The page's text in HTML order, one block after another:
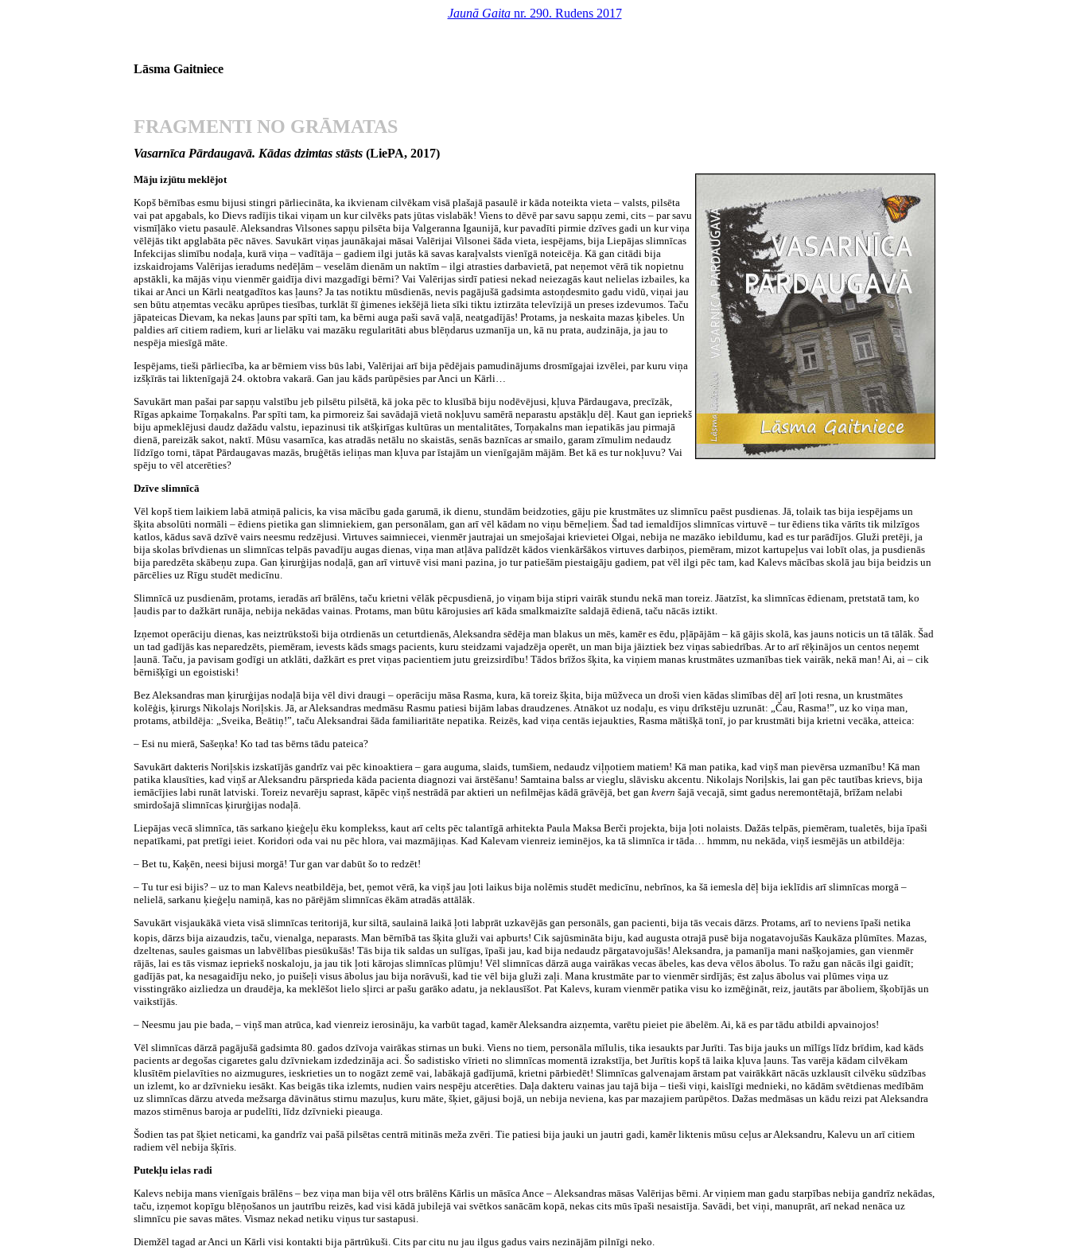
Jaunā Gaitanr. 290. Rudens 2017
Lāsma Gaitniece
FRAGMENTI NO GRĀMATAS
Vasarnīca Pārdaugavā. Kādas dzimtas stāsts (LiePA, 2017)
Māju izjūtu meklējot
Kopš bērnības esmu bijusi stingri pārliecināta, ka ikvienam cilvēkam visā plašajā pasaulē ir kāda noteikta vieta – valsts, pilsēta
vai pat apgabals, ko Dievs radījis tikai viņam un kur cilvēks pats jūtas vislabāk! Viens to dēvē par savu sapņu zemi, cits – par savu
vismīļāko vietu pasaulē. Aleksandras Vilsones sapņu pilsēta bija Valgeranna Igaunijā, kur pavadīti pirmie dzīves gadi un kur viņa
vēlējās tikt apglabāta pēc nāves. Savukārt viņas jaunākajai māsai Valērijai Vilsonei šāda vieta, iespējams, bija Liepājas slimnīcas
Infekcijas slimību nodaļa, kurā viņa – vadītāja – gadiem ilgi jutās kā savas karaļvalsts vienīgā noteicēja. Kā gan citādi bija
izskaidrojams Valērijas ieradums nedēļām – veselām dienām un naktīm – ilgi atrasties darbavietā, pat neņemot vērā tik nopietnu
apstākli, ka mājās viņu vienmēr gaidīja divi mazgadīgi bērni? Vai Valērijas sirdī patiesi nekad neiezagās kaut nelielas izbailes, ka
tikai ar Anci un Kārli neatgadītos kas ļauns? Ja tas notiktu mūsdienās, nevis pagājušā gadsimta astoņdesmito gadu vidū, viņai jau
sen būtu atņemtas vecāku aprūpes tiesības, turklāt šī ģimenes iekšējā lieta sīki tiktu iztirzāta televīzijā un preses izdevumos. Taču
jāpateicas Dievam, ka nekas ļauns par spīti tam, ka bērni auga paši savā vaļā, neatgadījās! Protams, ja neskaita mazas ķibeles. Un
paldies arī citiem radiem, kuri ar lielāku vai mazāku regularitāti abus blēņdarus uzmanīja un, kā nu prata, audzināja, ja jau to
nespēja miesīgā māte.
Iespējams, tieši pārliecība, ka ar bērniem viss būs labi, Valērijai arī bija pēdējais pamudinājums drosmīgajai izvēlei, par kuru viņa
izšķīrās tai liktenīgajā 24. oktobra vakarā. Gan jau kāds parūpēsies par Anci un Kārli…
Savukārt man pašai par sapņu valstību jeb pilsētu pilsētā, kā joka pēc to klusībā biju nodēvējusi, kļuva Pārdaugava, precīzāk,
Rīgas apkaime Torņakalns. Par spīti tam, ka pirmoreiz šai savādajā vietā nokļuvu samērā neparastu apstākļu dēļ. Kaut gan iepriekš
biju apmeklējusi daudz dažādu valstu, iepazinusi tik atšķirīgas kultūras un mentalitātes, Torņakalns man iepatikās jau pirmajā
dienā, pareizāk sakot, naktī. Mūsu vasarnīca, kas atradās netālu no skaistās, senās baznīcas ar smailo, garam zīmulim nedaudz
līdzīgo torni, tāpat Pārdaugavas mazās, bruģētās ieliņas man kļuva par īstajām un vienīgajām mājām. Bet kā es tur nokļuvu? Vai
spēju to vēl atcerēties?
Dzīve slimnīcā
Vēl kopš tiem laikiem labā atmiņā palicis, ka visa mācību gada garumā, ik dienu, stundām beidzoties, gāju pie krustmātes uz slimnīcu paēst pusdienas. Jā, tolaik tas bija iespējams un
šķita absolūti normāli – ēdiens pietika gan slimniekiem, gan personālam, gan arī vēl kādam no viņu bērneļiem. Šad tad iemaldījos slimnīcas virtuvē – tur ēdiens tika vārīts tik milzīgos
katlos, kādus savā dzīvē vairs neesmu redzējusi. Virtuves saimniecei, vienmēr jautrajai un smejošajai krievietei Olgai, nebija ne mazāko iebildumu, kad es tur parādījos. Gluži pretēji, ja
bija skolas brīvdienas un slimnīcas telpās pavadīju augas dienas, viņa man atļāva palīdzēt kādos vienkāršākos virtuves darbiņos, piemēram, mizot kartupeļus vai lobīt olas, ja pusdienās
bija paredzēta skābeņu zupa. Gan ķirurģijas nodaļā, gan arī virtuvē visi mani pazina, jo tur patiešām piestaigāju gadiem, pat vēl ilgi pēc tam, kad Kalevs mācības skolā jau bija beidzis un
pārcēlies uz Rīgu studēt medicīnu.
Slimnīcā uz pusdienām, protams, ieradās arī brālēns, taču krietni vēlāk pēcpusdienā, jo viņam bija stipri vairāk stundu nekā man toreiz. Jāatzīst, ka slimnīcas ēdienam, pretstatā tam, ko
ļaudis par to dažkārt runāja, nebija nekādas vainas. Protams, man būtu kārojusies arī kāda smalkmaizīte saldajā ēdienā, taču nācās iztikt.
Izņemot operāciju dienas, kas neiztrūkstoši bija otrdienās un ceturtdienās, Aleksandra sēdēja man blakus un mēs, kamēr es ēdu, pļāpājām – kā gājis skolā, kas jauns noticis un tā tālāk. Šad
un tad gadījās kas neparedzēts, piemēram, ievests kāds smags pacients, kuru steidzami vajadzēja operēt, un man bija jāiztiek bez viņas sabiedrības. Ar to arī rēķinājos un centos neņemt
ļaunā. Taču, ja pavisam godīgi un atklāti, dažkārt es pret viņas pacientiem jutu greizsirdību! Tādos brīžos šķita, ka viņiem manas krustmātes uzmanības tiek vairāk, nekā man! Ai, ai – cik
bērnišķīgi un egoistiski!
Bez Aleksandras man ķirurģijas nodaļā bija vēl divi draugi – operāciju māsa Rasma, kura, kā toreiz šķita, bija mūžveca un droši vien kādas slimības dēļ arī ļoti resna, un krustmātes
kolēģis, ķirurgs Nikolajs Noriļskis. Jā, ar Aleksandras medmāsu Rasmu patiesi bijām labas draudzenes. Atnākot uz nodaļu, es viņu drīkstēju uzrunāt: „Čau, Rasma!”, uz ko viņa man,
protams, atbildēja: „Sveika, Beātiņ!”, taču Aleksandrai šāda familiaritāte nepatika. Reizēs, kad viņa centās iejaukties, Rasma mātišķā tonī, jo par krustmāti bija krietni vecāka, atteica:
– Esi nu mierā, Sašeņka! Ko tad tas bērns tādu pateica?
Savukārt dakteris Noriļskis izskatījās gandrīz vai pēc kinoaktiera – gara auguma, slaids, tumšiem, nedaudz viļņotiem matiem! Kā man patika, kad viņš man pievērsa uzmanību! Kā man
patika klausīties, kad viņš ar Aleksandru pārsprieda kāda pacienta diagnozi vai ārstēšanu! Samtaina balss ar vieglu, slāvisku akcentu. Nikolajs Noriļskis, lai gan pēc tautības krievs, bija
iemācījies labi runāt latviski. Toreiz nevarēju saprast, kāpēc viņš nestrādā par aktieri un nefilmējas kādā grāvējā, bet gan kvern šajā vecajā, simt gadus neremontētajā, brīžam nelabi
smirdošajā slimnīcas ķirurģijas nodaļā.
Liepājas vecā slimnīca, tās sarkano ķieģeļu ēku komplekss, kaut arī celts pēc talantīgā arhitekta Paula Maksa Berči projekta, bija ļoti nolaists. Dažās telpās, piemēram, tualetēs, bija īpaši
nepatīkami, pat pretīgi ieiet. Koridori oda vai nu pēc hlora, vai mazmājiņas. Kad Kalevam vienreiz ieminējos, ka tā slimnīca ir tāda… hmmm, nu nekāda, viņš iesmējās un atbildēja:
– Bet tu, Kaķēn, neesi bijusi morgā! Tur gan var dabūt šo to redzēt!
– Tu tur esi bijis? – uz to man Kalevs neatbildēja, bet, ņemot vērā, ka viņš jau ļoti laikus bija nolēmis studēt medicīnu, nebrīnos, ka šā iemesla dēļ bija ieklīdis arī slimnīcas morgā –
nelielā, sarkanu ķieģeļu namiņā, kas no pārējām slimnīcas ēkām atradās attālāk.
Savukārt visjaukākā vieta visā slimnīcas teritorijā, kur siltā, saulainā laikā ļoti labprāt uzkavējās gan personāls, gan pacienti, bija tās vecais dārzs. Protams, arī to neviens īpaši netika
kopis, dārzs bija aizaudzis, taču, vienalga, neparasts. Man bērnībā tas šķita gluži vai apburts! Cik sajūsmināta biju, kad augusta otrajā pusē bija nogatavojušās Kaukāza plūmītes. Mazas,
dzeltenas, saules gaismas un labvēlības piesūkušās! Tās bija tik saldas un sulīgas, īpaši jau, kad bija nedaudz pārgatavojušās! Aleksandra, ja pamanīja mani našķojamies, gan vienmēr
rājās, lai es tās vismaz iepriekš noskaloju, ja jau tik ļoti kārojas slimnīcas plūmju! Vēl slimnīcas dārzā auga vairākas vecas ābeles, kas deva vēlos ābolus. To ražu gan nācās ilgi gaidīt;
gadījās pat, ka nesagaidīju neko, jo puišeļi visus ābolus jau bija norāvuši, kad tie vēl bija gluži zaļi. Mana krustmāte par to vienmēr sirdījās; ēst zaļus ābolus vai plūmes viņa uz
visstingrāko aizliedza un draudēja, ka meklēšot lielo sļirci ar pašu garāko adatu, ja neklausīšot. Pat Kalevs, kuram vienmēr patika visu ko izmēģināt, reiz, jautāts par āboliem, šķobījās un
vaikstījās.
– Neesmu jau pie bada, – viņš man atrūca, kad vienreiz ierosināju, ka varbūt tagad, kamēr Aleksandra aizņemta, varētu pieiet pie ābelēm. Ai, kā es par tādu atbildi apvainojos!
Vēl slimnīcas dārzā pagājušā gadsimta 80. gados dzīvoja vairākas stirnas un buki. Viens no tiem, personāla mīlulis, tika iesaukts par Jurīti. Tas bija jauks un mīlīgs līdz brīdim, kad kāds
pacients ar degošas cigaretes galu dzīvniekam izdedzināja aci. Šo sadistisko vīrieti no slimnīcas momentā izrakstīja, bet Jurītis kopš tā laika kļuva ļauns. Tas varēja kādam cilvēkam
klusītēm pielavīties no aizmugures, ieskrieties un to nogāzt zemē vai, labākajā gadījumā, krietni pārbiedēt! Slimnīcas galvenajam ārstam pat vairākkārt nācās uzklausīt cilvēku sūdzības
un izlemt, ko ar dzīvnieku iesākt. Kas beigās tika izlemts, nudien vairs nespēju atcerēties. Daļa dakteru vainas jau tajā bija – tieši viņi, kaislīgi mednieki, no kādām svētdienas medībām
uz slimnīcas dārzu atveda mežsarga dāvinātus stirnu mazuļus, kuru māte, šķiet, gājusi bojā, un nebija neviena, kas par mazajiem parūpētos. Dažas medmāsas un kādu reizi pat Aleksandra
mazos stirnēnus baroja ar pudelīti, līdz dzīvnieki pieauga.
Šodien tas pat šķiet neticami, ka gandrīz vai pašā pilsētas centrā mitinās meža zvēri. Tie patiesi bija jauki un jautri gadi, kamēr liktenis mūsu ceļus ar Aleksandru, Kalevu un arī citiem
radiem vēl nebija šķīris.
Putekļu ielas radi
Kalevs nebija mans vienīgais brālēns – bez viņa man bija vēl otrs brālēns Kārlis un māsīca Ance – Aleksandras māsas Valērijas bērni. Ar viņiem man gadu starpības nebija gandrīz nekādas,
taču, izņemot kopīgu blēņošanos un jautrību reizēs, kad visi kādā jubilejā vai svētkos sanācām kopā, nekas cits mūs īpaši nesaistīja. Savādi, bet viņi, manuprāt, arī nekad nenāca uz
slimnīcu pie savas mātes. Vismaz nekad netiku viņus tur sastapusi.
Diemžēl tagad ar Anci un Kārli visi kontakti bija pārtrūkuši. Cits par citu nu jau ilgus gadus vairs nezinājām pilnīgi neko.